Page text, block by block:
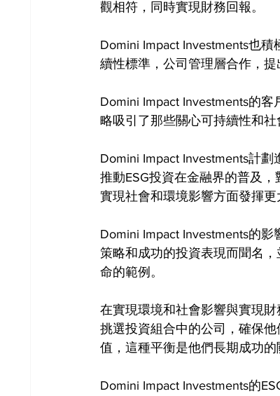
觀相符，同時實現財務回報。
Domini Impact Investments也
續性標準，公司管理層合作，
Domini Impact Investments的
略吸引了那些關心可持續性和
Domini Impact Investments計
推動ESG投資在金融界的普及
實現社會和環境影響方面發揮更
Domini Impact Investments的
策略和成功的投資表現而聞名
命的範例。
在實現環境和社會影響與實現
挑選投資組合中的公司，確保
值，這種平衡是他們長期成功的
Domini Impact Investments的